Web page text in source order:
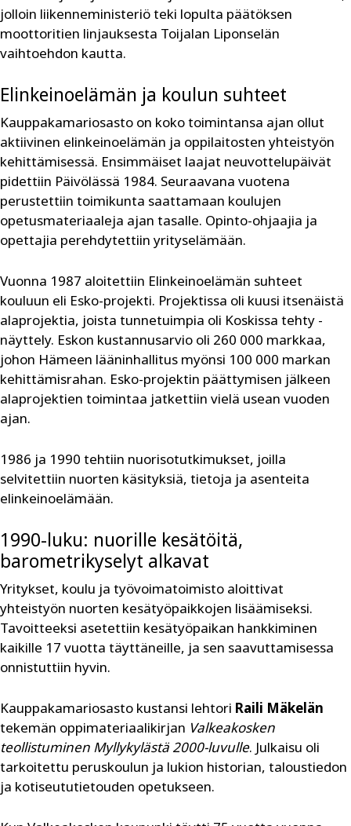
jolloin liikenneministeriö teki lopulta päätöksen
moottoritien linjauksesta Toijalan Liponselän
vaihtoehdon kautta.
Elinkeinoelämän ja koulun suhteet
Kauppakamariosasto on koko toimintansa ajan ollut
aktiivinen elinkeinoelämän ja oppilaitosten yhteistyön
kehittämisessä. Ensimmäiset laajat neuvottelupäivät
pidettiin Päivölässä 1984. Seuraavana vuotena
perustettiin toimikunta saattamaan koulujen
opetusmateriaaleja ajan tasalle. Opinto-ohjaajia ja
opettajia perehdytettiin yrityselämään.
Vuonna 1987 aloitettiin Elinkeinoelämän suhteet
kouluun eli Esko-projekti. Projektissa oli kuusi itsenäistä
alaprojektia, joista tunnetuimpia oli Koskissa tehty -
näyttely. Eskon kustannusarvio oli 260 000 markkaa,
johon Hämeen lääninhallitus myönsi 100 000 markan
kehittämisrahan. Esko-projektin päättymisen jälkeen
alaprojektien toimintaa jatkettiin vielä usean vuoden
ajan.
1986 ja 1990 tehtiin nuorisotutkimukset, joilla
selvitettiin nuorten käsityksiä, tietoja ja asenteita
elinkeinoelämään.
1990-luku: nuorille kesätöitä,
barometrikyselyt alkavat
Yritykset, koulu ja työvoimatoimisto aloittivat
yhteistyön nuorten kesätyöpaikkojen lisäämiseksi.
Tavoitteeksi asetettiin kesätyöpaikan hankkiminen
kaikille 17 vuotta täyttäneille, ja sen saavuttamisessa
onnistuttiin hyvin.
Kauppakamariosasto kustansi lehtori Raili Mäkelän
tekemän oppimateriaalikirjan Valkeakosken
teollistuminen Myllykylästä 2000-luvulle. Julkaisu oli
tarkoitettu peruskoulun ja lukion historian, taloustiedon
ja kotiseututietouden opetukseen.